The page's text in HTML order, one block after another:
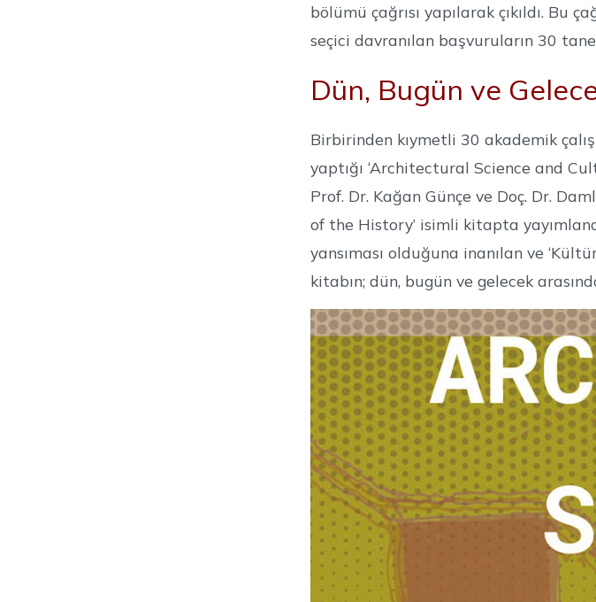
bölümü çağrısı yapılarak çıkıldı. Bu
seçici davranılan başvuruların 30
Dün, Bugün ve
Birbirinden kıymetli 30 akademik
yaptığı ‘Architectural Science and
Prof. Dr. Kağan Günçe ve Doç. Dr.
of the History’ isimli kitapta
yansıması olduğuna inanılan ve
kitabın; dün, bugün ve gelecek